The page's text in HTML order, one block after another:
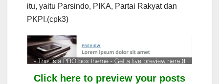
itu, yaitu Parsindo, PIKA, Partai Rakyat dan
PKPI.(cpk3)
Click here to preview your posts